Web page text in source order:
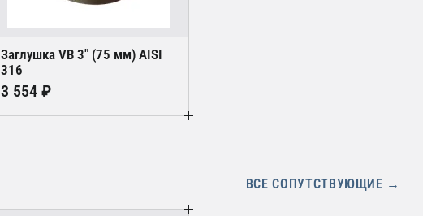
Заглушка VB 3" (75 мм) AISI
316
3 554 ₽
ВСЕ СОПУТСТВУЮЩИЕ →